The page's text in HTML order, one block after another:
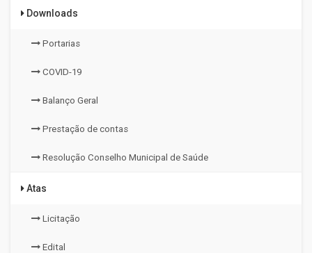
Downloads
Portarias
COVID-19
Balanço Geral
Prestação de contas
Resolução Conselho Municipal de Saúde
Atas
Licitação
Edital